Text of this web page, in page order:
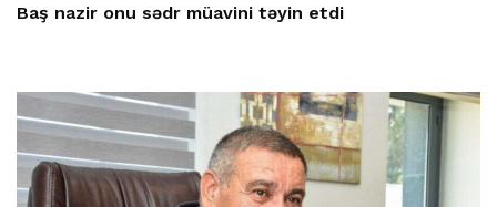
Baş nazir onu sədr müavini təyin etdi